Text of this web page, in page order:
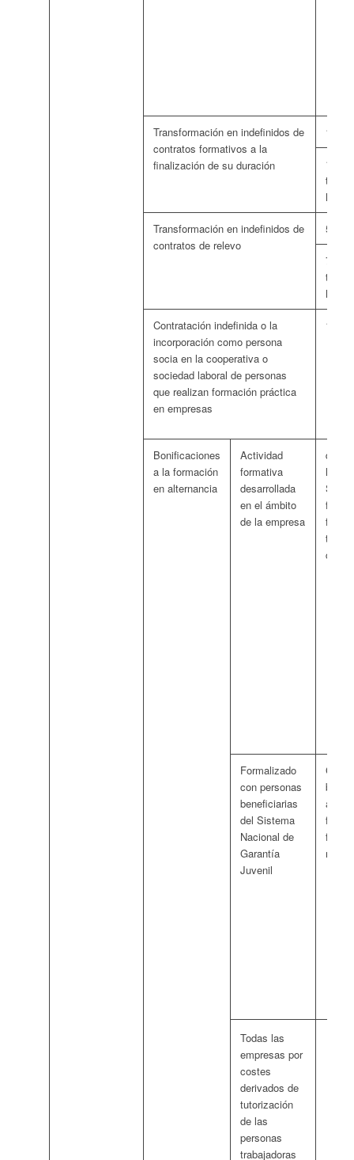
Transformación en indefinidos de
contratos formativos a la
finalización de su duración
128
147
trata
Transformación en indefinidos de
contratos de relevo
55
73
trata
Contratación indefinida o la
incorporación como persona
socia en la cooperativa o
sociedad laboral de personas
que realizan formación práctica
en empresas
138
Bonificaciones
a la formación
en alternancia
Actividad
formativa
desarrollada
en el ámbito
de la empresa
dará
las
Formalizado
con personas
beneficiarias
del Sistema
Nacional de
Garantía
Juvenil
Todas las
empresas por
costes
derivados de
tutorización
de las
personas
trabajadoras